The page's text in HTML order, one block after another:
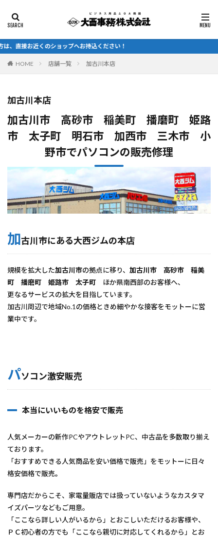
お近くのショップへお持込ください！
HOME 店舗一覧 加古川本店
加古川本店
加古川市 高砂市 稲美町 播磨町 姫路
市 太子町 明石市 加西市 三木市 小
野市でパソコンの販売修理
加古川市にある大西ジムの本店
規模を拡大した加古川市の拠点に移り、 加古川市 高砂市
稲美
町
播磨町 姫路市 太子町 ほか県南西部のお客様へ、
更なるサービスの拡大を目指しています。
加古川周辺で地域No.1の価格ときめ細やかな接客をモットーに営
業中です。
パソコン激安販売
本当にいいものを格安で販売
人気メーカーの新作PCやアウトレットPC、中古品を多数取り揃え
ております。
「おすすめできる人気商品を安い価格で販売」をモットーに日々
格安価格で販売。
専門店だからこそ、家電量販店では扱っていないようなカスタマ
イズパーツなどもご用意。
「ここなら詳しい人がいるから」とおこしいただけるお客様や、
ＰＣ初心者の方でも「ここなら親切に対応してくれるから」とお
カテゴリー